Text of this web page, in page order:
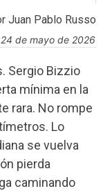
Juan Pablo Russo
24 de mayo de 2026
Sergio Bizzio
mínima en la
rara. No rompe
Lo
se vuelva
pierda
caminando